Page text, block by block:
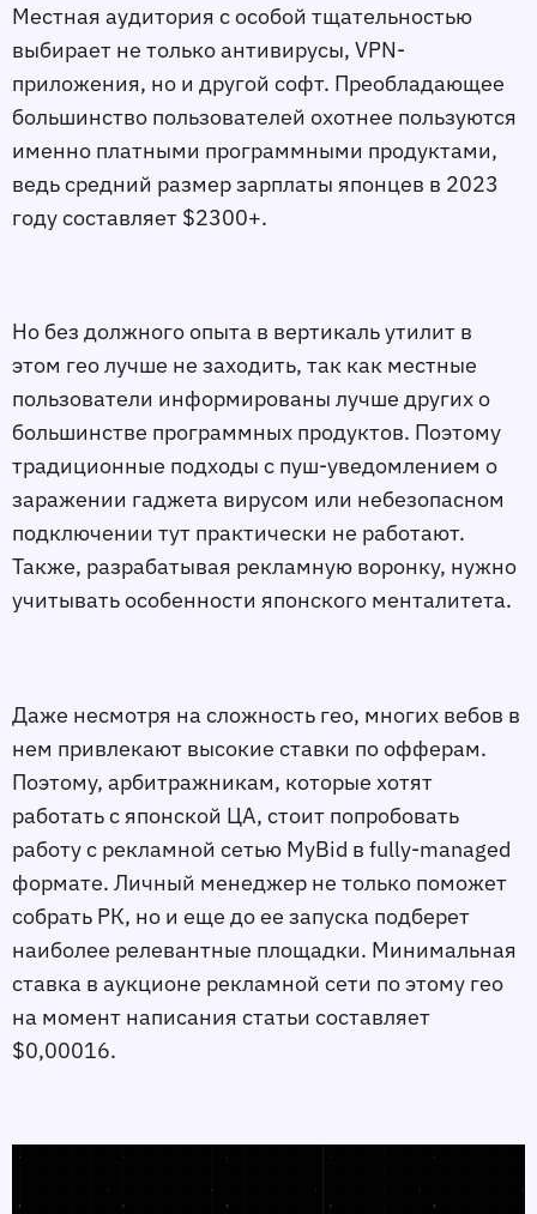
Местная аудитория с особой тщательностью
выбирает не только антивирусы, VPN-
приложения, но и другой софт. Преобладающее
большинство пользователей охотнее пользуются
именно платными программными продуктами,
ведь средний размер зарплаты японцев в 2023
году составляет $2300+.
Но без должного опыта в вертикаль утилит в
этом гео лучше не заходить, так как местные
пользователи информированы лучше других о
большинстве программных продуктов. Поэтому
традиционные подходы с пуш-уведомлением о
заражении гаджета вирусом или небезопасном
подключении тут практически не работают.
Также, разрабатывая рекламную воронку, нужно
учитывать особенности японского менталитета.
Даже несмотря на сложность гео, многих вебов в
нем привлекают высокие ставки по офферам.
Поэтому, арбитражникам, которые хотят
работать с японской ЦА, стоит попробовать
работу с рекламной сетью MyBid в fully-managed
формате. Личный менеджер не только поможет
собрать РК, но и еще до ее запуска подберет
наиболее релевантные площадки. Минимальная
ставка в аукционе рекламной сети по этому гео
на момент написания статьи составляет
$0,00016.